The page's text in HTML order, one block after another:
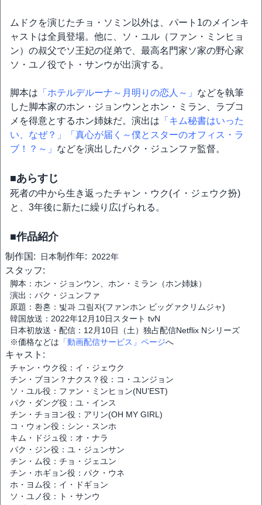
ムドクを演じたチョ・ソミン以外は、パート1のメインキ
ャストは全員登場。他に、ソ・ユル（ファン・ミンヒョ
ン）の叔父でソ王妃の従弟で、最高名門家ソ家の野心家
ソ・ユノ役でト・サンウが出演する。
脚本は 「ホテルデルーナ～月明りの恋人～」 などを執筆
した脚本家のホン・ジョンウンとホン・ミラン、ラブコ
メを得意とするホン姉妹だ。演出は 「キム秘書はいった
い、なぜ？」
「真心が届く～僕とスターのオフィス・ラ
ブ！？～」 などを演出したパク・ジュンファ監督。
■あらすじ
死者の中から生き返ったチャン・ウク(イ・ジェウク扮)
と、3年後に新たに繰り広げられる。
■作品紹介
制作国: 日本制作年: 2022年
スタッフ:
脚本：ホン・ジョンウン、ホン・ミラン（ホン姉妹）
演出：パク・ジュンファ
原題：환혼：빛과 그림자(ファンホン ビッグァクリムジャ)
韓国放送：2022年12月10日スタート tvN
日本初放送・配信：12月10日（土）独占配信Netflix Nシリーズ
※価格などは 「動画配信サービス」ページへ
キャスト:
チャン・ウク役：イ・ジェウク
チン・ブヨン？ナクス？役：コ・ユンジョン
ソ・ユル役：ファン・ミンヒョン(NU’EST)
パク・ダング役：ユ・インス
チン・チョヨン役：アリン(OH MY GIRL)
コ・ウォン役：シン・スンホ
キム・ドジュ役：オ・ナラ
パク・ジン役：ユ・ジュンサン
チン・ム役：チョ・ジェユン
チン・ホギョン役：パク・ウネ
ホ・ヨム役：イ・ドギョン
ソ・ユノ役：ト・サンウ